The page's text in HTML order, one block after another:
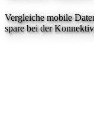
Vergleiche mobile
spare bei der